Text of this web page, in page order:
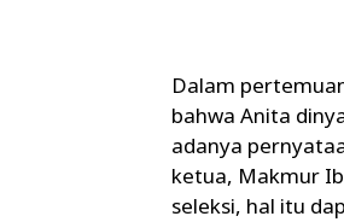
Dalam
bahwa Anita
adanya
ketua, Makmur
seleksi, hal itu